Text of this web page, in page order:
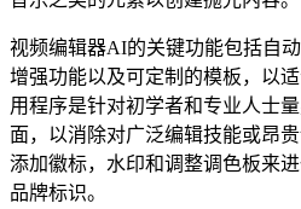
视频编辑器AI的关键功能包括自
增强功能以​​及可定制的模板，以
用程序是针对初学者和专业人士
面，以消除对广泛编辑技能或昂
添加徽标，水印和调整调色板来
品牌标识。